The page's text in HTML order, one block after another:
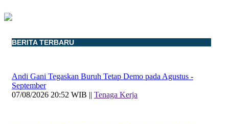
BERITA TERBARU
Andi Gani Tegaskan Buruh Tetap Demo pada Agustus -
September
07/08/2026 20:52 WIB || Tenaga Kerja